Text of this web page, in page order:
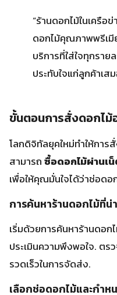
โลกดิจิทัลยุคใหม่ทำให้กา
สามารถซื้อดอกไม้ผ่านเ
เพื่อให้คุณมั่นใจได้ว่าช่อด
การค้นหาร้านดอกไม้ที่น่า
เริ่มด้วยการค้นหาร้านดอก
ประเมินความพึงพอใจ. ตร
รวดเร็วในการจัดส่ง.
เลือกช่อดอกไม้และกำห
สอบราคาว่าเหมาะสมหรือไ
การชำระเงินและการจัด
เมื่อเลือกช่อดอกไม้แล้ว ชำ